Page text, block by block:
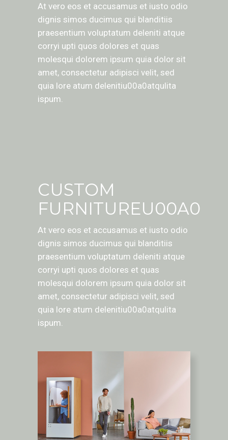
At vero eos et accusamus et iusto odio
dignis simos ducimus qui blanditiis
praesentium voluptatum deleniti atque
corryi upti quos dolores et quas
molesqui dolorem ipsum quia dolor sit
amet, consectetur adipisci velit, sed
quia lore atum delenitiu00a0atqulita
ispum.
CUSTOM
FURNITUREU00A0
At vero eos et accusamus et iusto odio
dignis simos ducimus qui blanditiis
praesentium voluptatum deleniti atque
corryi upti quos dolores et quas
molesqui dolorem ipsum quia dolor sit
amet, consectetur adipisci velit, sed
quia lore atum delenitiu00a0atqulita
ispum.